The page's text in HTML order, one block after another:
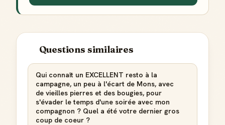
Questions similaires
Qui connaît un EXCELLENT resto à la
campagne, un peu à l'écart de Mons, avec
de vieilles pierres et des bougies, pour
s'évader le temps d'une soirée avec mon
compagnon ? Quel a été votre dernier gros
coup de coeur ?